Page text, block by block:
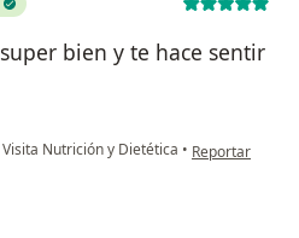
bien y te hace sentir
Visita Nutrición y Dietética • en opinión del
Reportar